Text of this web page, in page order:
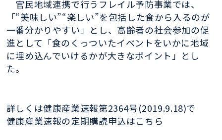
官民地域連携で行うフレイル予防事業では、
「“美味しい”“楽しい”を包括した食から入るのが
一番分かりやすい」とし、高齢者の社会参加の促
進として「食のくっついたイベントをいかに地域
に埋め込んでいけるかが大きなポイント」とし
た。
詳しくは健康産業速報第2364号(2019.9.18)で
健康産業速報の定期購読申込はこちら